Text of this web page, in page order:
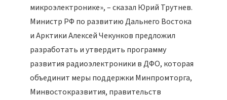
микроэлектронике», – сказал Юрий Трутнев.
Министр РФ по развитию Дальнего Востока
и Арктики Алексей Чекунков предложил
разработать и утвердить программу
развития радиоэлектроники в ДФО, которая
объединит меры поддержки Минпромторга,
Минвостокразвития, правительств